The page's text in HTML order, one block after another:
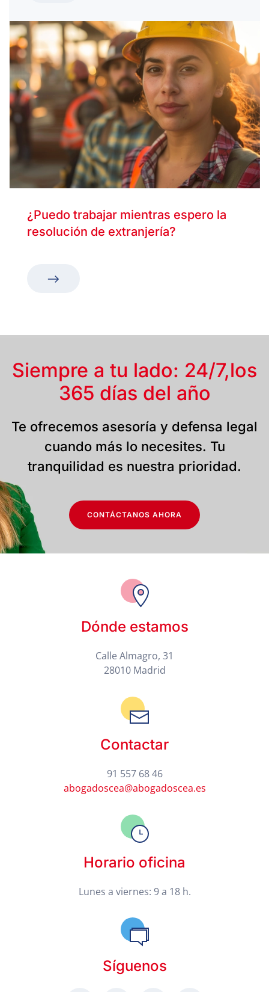
¿Puedo trabajar mientras espero la
resolución de extranjería?
Siempre a tu lado: 24/7,los
365 días del año
Te ofrecemos asesoría y defensa legal
cuando más lo necesites. Tu
tranquilidad es nuestra prioridad.
CONTÁCTANOS AHORA
Dónde estamos
Calle Almagro, 31
28010 Madrid
Contactar
91 557 68 46
abogadoscea@abogadoscea.es
Horario oficina
Lunes a viernes: 9 a 18 h.
Síguenos